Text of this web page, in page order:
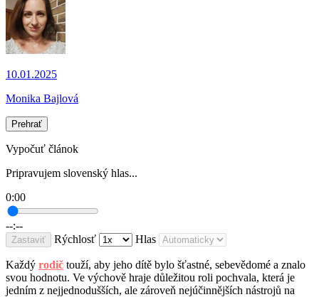
10.01.2025
Monika Bajlová
Prehrať
Vypočuť článok
Pripravujem slovenský hlas...
0:00
--:--
Zastaviť Rýchlosť Hlas
Každý rodič touží, aby jeho dítě bylo šťastné, sebevědomé a znalo
svou hodnotu. Ve výchově hraje důležitou roli pochvala, která je
jedním z nejjednodušších, ale zároveň nejúčinnějších nástrojů na